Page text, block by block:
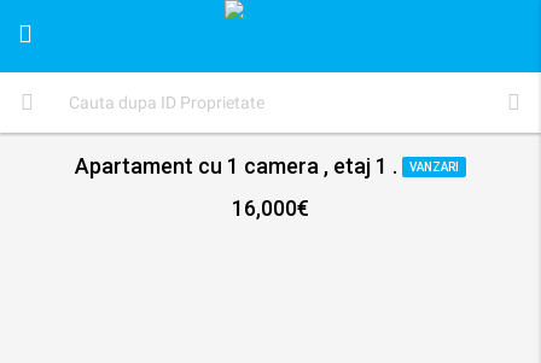
Apartament cu 1 camera , etaj 1 . VANZARI
16,000€